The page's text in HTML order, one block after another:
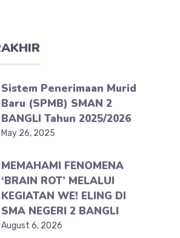
Sistem Penerimaan Murid
Baru (SPMB) SMAN 2
BANGLI Tahun 2025/2026
May 26, 2025
MEMAHAMI FENOMENA
‘BRAIN ROT’ MELALUI
KEGIATAN WE! ELING DI
SMA NEGERI 2 BANGLI
August 6, 2026